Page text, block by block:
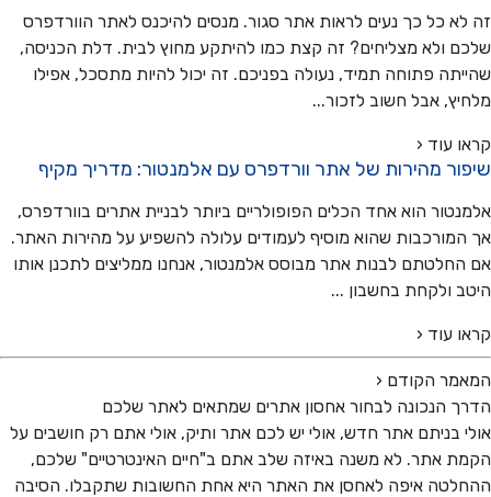
כל כך נעים לראות אתר סגור. מנסים להיכנס לאתר הוורדפרס
ולא מצליחים? זה קצת כמו להיתקע מחוץ לבית. דלת הכניסה,
פתוחה תמיד, נעולה בפניכם. זה יכול להיות מתסכל, אפילו
אבל חשוב לזכור...
עוד ‹
מהירות של אתר וורדפרס עם אלמנטור: מדריך מקיף
הוא אחד הכלים הפופולריים ביותר לבניית אתרים בוורדפרס,
שהוא מוסיף לעמודים עלולה להשפיע על מהירות האתר.
לבנות אתר מבוסס אלמנטור, אנחנו ממליצים לתכנן אותו
ולקחת בחשבון ...
עוד ‹
הקודם ‹
הנכונה לבחור אחסון אתרים שמתאים לאתר שלכם
בניתם אתר חדש, אולי יש לכם אתר ותיק, אולי אתם רק חושבים על
אתר. לא משנה באיזה שלב אתם ב"חיים האינטרטיים" שלכם,
איפה לאחסן את האתר היא אחת החשובות שתקבלו. הסיבה